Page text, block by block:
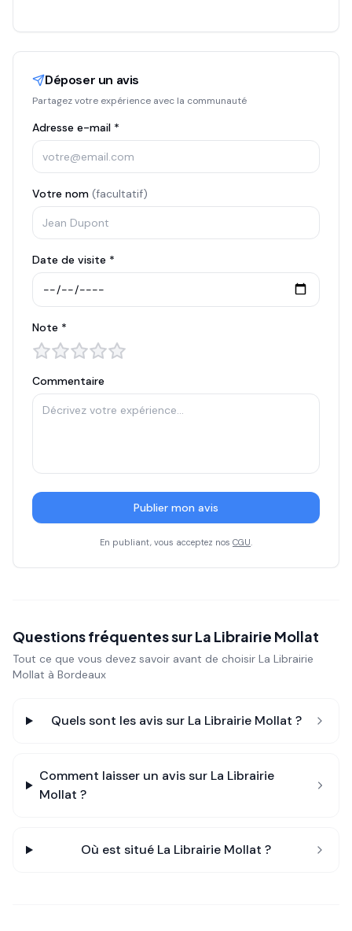
Déposer un avis
Partagez votre expérience avec la communauté
Adresse e-mail *
Votre nom (facultatif)
Date de visite *
Note *
Commentaire
Publier mon avis
En publiant, vous acceptez nos CGU.
Questions fréquentes surLa Librairie Mollat
Tout ce que vous devez savoir avant de choisir La Librairie
Mollat à Bordeaux
Quels sont les avis sur La Librairie Mollat ?
Comment laisser un avis sur La Librairie
Mollat ?
Où est situé La Librairie Mollat ?